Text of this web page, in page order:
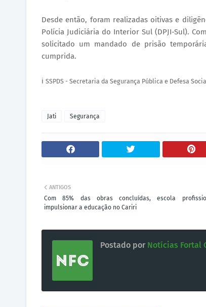
Desde então, foram realizadas oitivas e
Polícia Judiciária do Interior Sul (DPJI-Sul).
solicitado um mandado de prisão
cumprida.
ℹ️ SSPDS - Secretaria da Segurança Pública e Defesa
Jati Segurança
ANTIGOS
Com 85% das obras concluídas, escola
impulsionar a educação no Cariri
Postado por Notícias Fortal